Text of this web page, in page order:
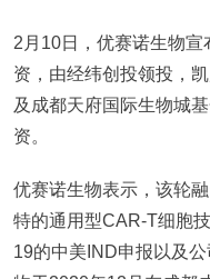
2月10日，优赛诺生物
资，由经纬创投领投，
及成都天府国际生物城
资。
优赛诺生物表示，该轮
特的通用型CAR-T细胞
19的中美IND申报以及